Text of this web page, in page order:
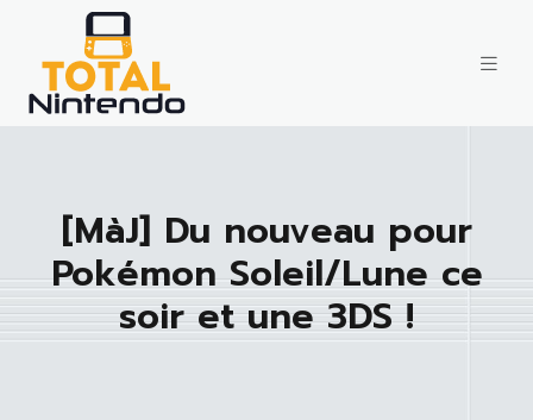
[MàJ] Du nouveau pour
Pokémon Soleil/Lune ce
soir et une 3DS !